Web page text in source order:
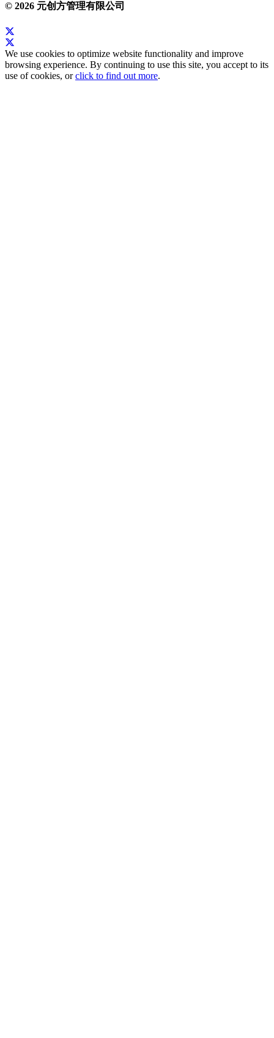
© 2026 元创方管理有限公司
We use cookies to optimize website functionality and improve
browsing experience. By continuing to use this site, you accept to its
use of cookies, orclick to find out more.